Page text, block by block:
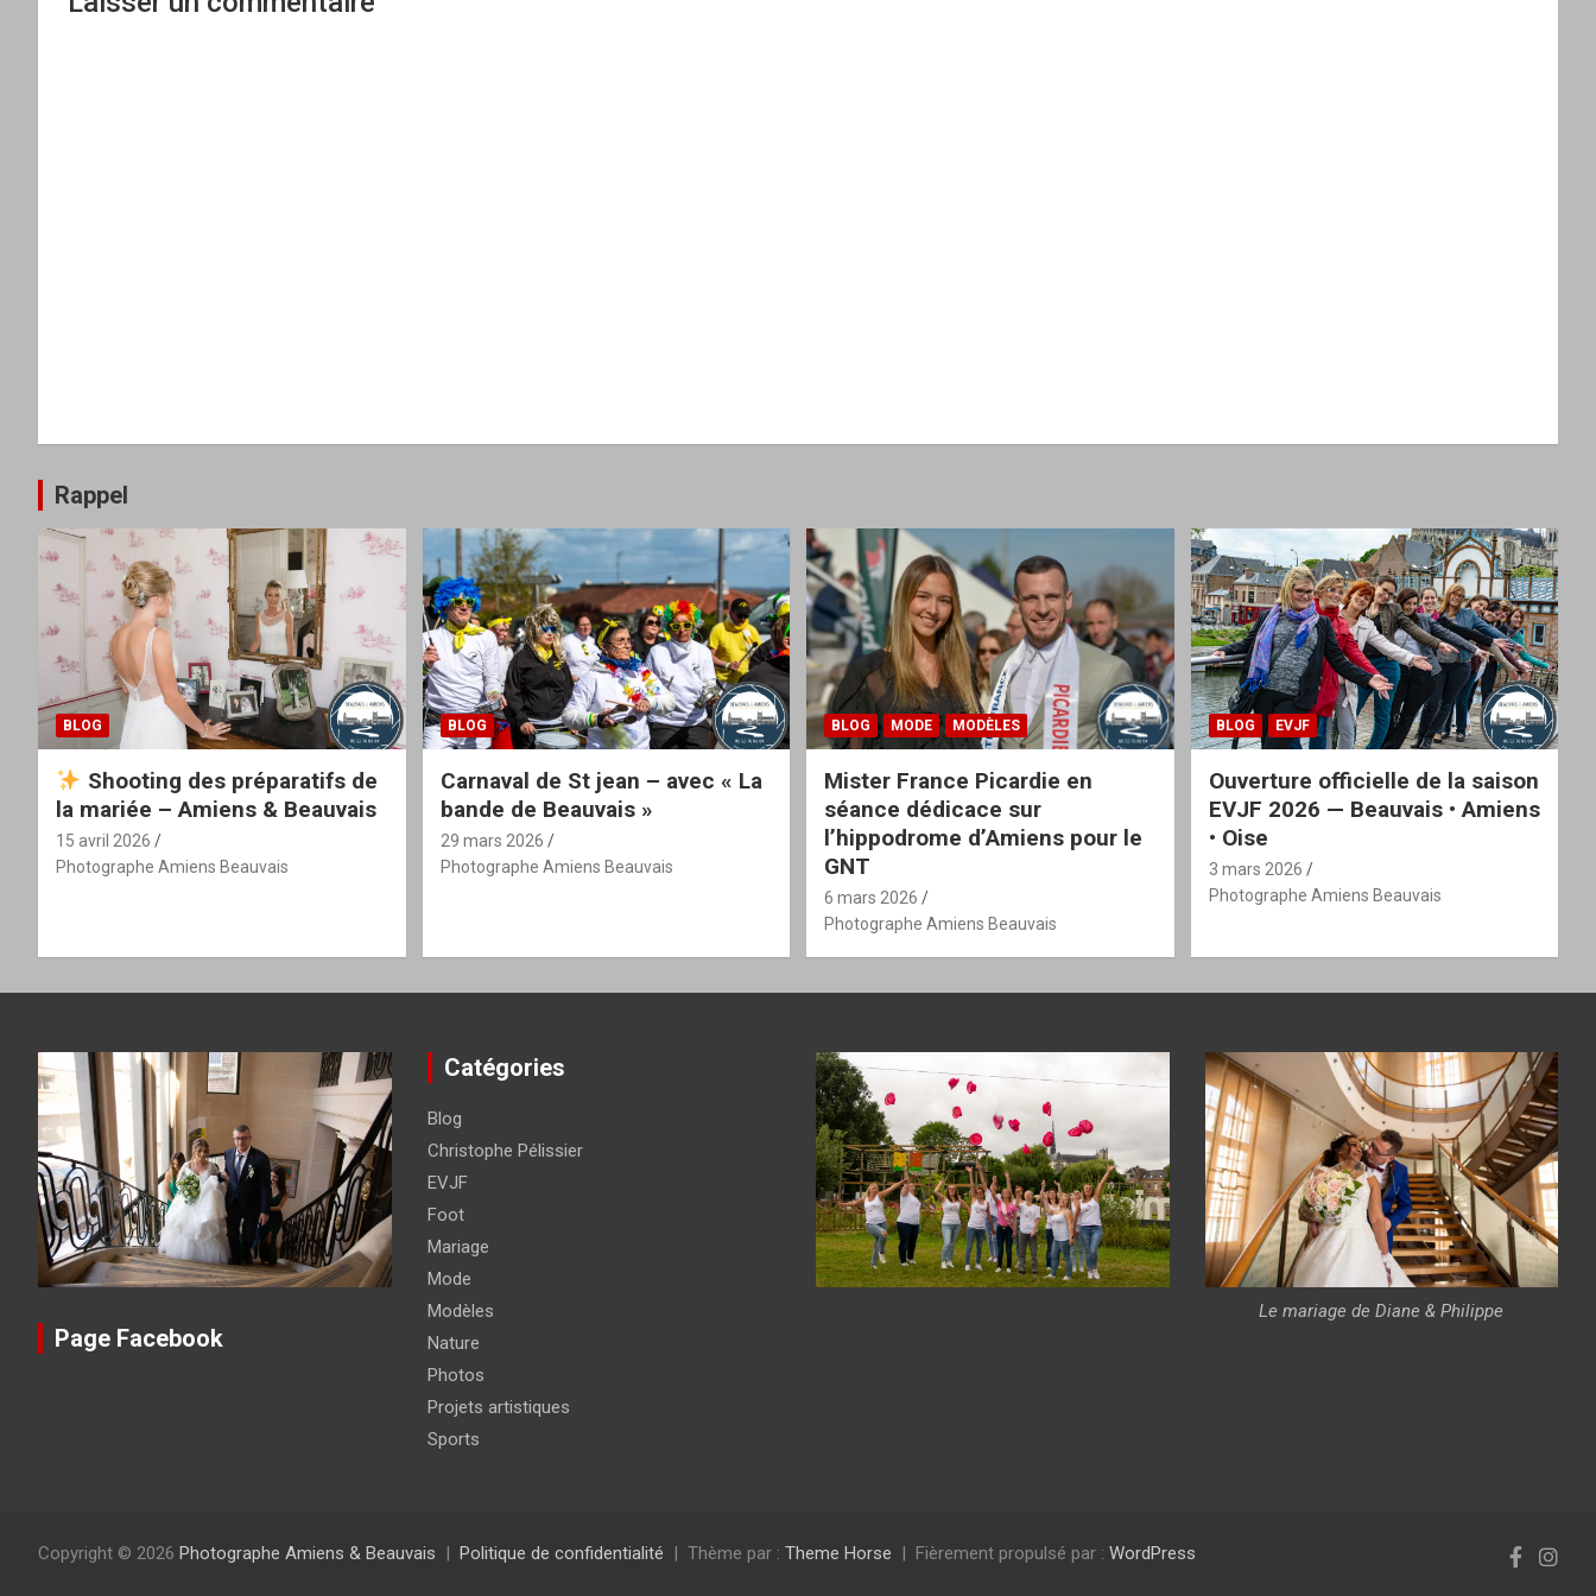
Rappel
BLOG
Shooting des préparatifs de
la mariée – Amiens & Beauvais
15 avril 2026
Photographe Amiens Beauvais
BLOG
Carnaval de St jean – avec « La
bande de Beauvais »
29 mars 2026
Photographe Amiens Beauvais
BLOG MODE MODÈLES
Mister France Picardie en
séance dédicace sur
l’hippodrome d’Amiens pour le
GNT
6 mars 2026
Photographe Amiens Beauvais
BLOG EVJF
Ouverture officielle de la saison
EVJF 2026 — Beauvais • Amiens
• Oise
3 mars 2026
Photographe Amiens Beauvais
Page Facebook
Catégories
Blog
Christophe Pélissier
EVJF
Foot
Mariage
Mode
Modèles
Nature
Photos
Projets artistiques
Sports
Le mariage de Diane & Philippe
Copyright © 2026 Photographe Amiens & Beauvais Politique de confidentialité Thème par : Theme Horse Fièrement propulsé par : WordPress